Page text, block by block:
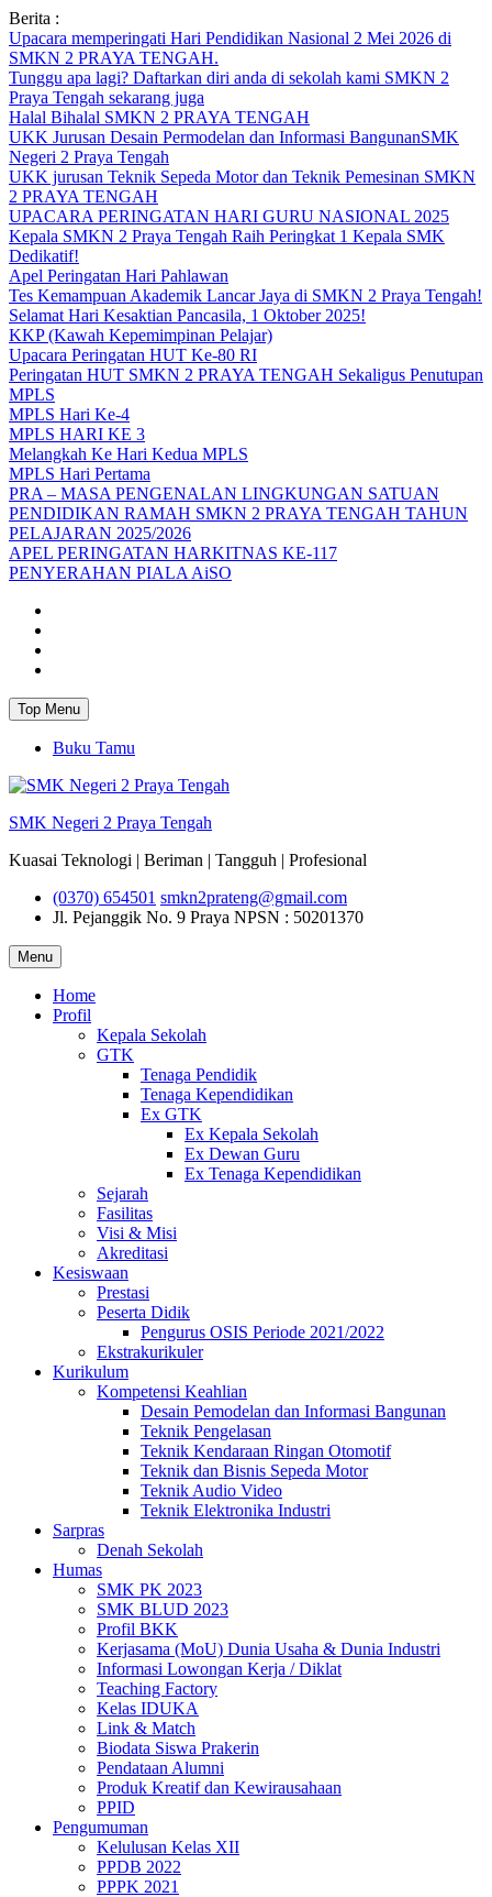
Skip
to
content
Berita :
Upacara memperingati Hari Pendidikan Nasional 2 Mei 2026 di
SMKN 2 PRAYA TENGAH.
Tunggu apa lagi? Daftarkan diri anda di sekolah kami SMKN 2
Praya Tengah sekarang juga
Halal Bihalal SMKN 2 PRAYA TENGAH
UKK Jurusan Desain Permodelan dan Informasi BangunanSMK
Negeri 2 Praya Tengah
UKK jurusan Teknik Sepeda Motor dan Teknik Pemesinan SMKN
2 PRAYA TENGAH
UPACARA PERINGATAN HARI GURU NASIONAL 2025
Kepala SMKN 2 Praya Tengah Raih Peringkat 1 Kepala SMK
Dedikatif!
Apel Peringatan Hari Pahlawan
Tes Kemampuan Akademik Lancar Jaya di SMKN 2 Praya Tengah!
Selamat Hari Kesaktian Pancasila, 1 Oktober 2025!
KKP (Kawah Kepemimpinan Pelajar)
Upacara Peringatan HUT Ke-80 RI
Peringatan HUT SMKN 2 PRAYA TENGAH Sekaligus Penutupan
MPLS
MPLS Hari Ke-4
MPLS HARI KE 3
Melangkah Ke Hari Kedua MPLS
MPLS Hari Pertama
PRA – MASA PENGENALAN LINGKUNGAN SATUAN
PENDIDIKAN RAMAH SMKN 2 PRAYA TENGAH TAHUN
PELAJARAN 2025/2026
APEL PERINGATAN HARKITNAS KE-117
PENYERAHAN PIALA AiSO
Top Menu
Buku Tamu
SMK Negeri 2 Praya Tengah
Kuasai Teknologi | Beriman | Tangguh | Profesional
(0370) 654501 smkn2prateng@gmail.com
Jl. Pejanggik No. 9 Praya NPSN : 50201370
Menu
Home
Profil
Kepala Sekolah
GTK
Tenaga Pendidik
Tenaga Kependidikan
Ex GTK
Ex Kepala Sekolah
Ex Dewan Guru
Ex Tenaga Kependidikan
Sejarah
Fasilitas
Visi & Misi
Akreditasi
Kesiswaan
Prestasi
Peserta Didik
Pengurus OSIS Periode 2021/2022
Ekstrakurikuler
Kurikulum
Kompetensi Keahlian
Desain Pemodelan dan Informasi Bangunan
Teknik Pengelasan
Teknik Kendaraan Ringan Otomotif
Teknik dan Bisnis Sepeda Motor
Teknik Audio Video
Teknik Elektronika Industri
Sarpras
Denah Sekolah
Humas
SMK PK 2023
SMK BLUD 2023
Profil BKK
Kerjasama (MoU) Dunia Usaha & Dunia Industri
Informasi Lowongan Kerja / Diklat
Teaching Factory
Kelas IDUKA
Link & Match
Biodata Siswa Prakerin
Pendataan Alumni
Produk Kreatif dan Kewirausahaan
PPID
Pengumuman
Kelulusan Kelas XII
PPDB 2022
PPPK 2021